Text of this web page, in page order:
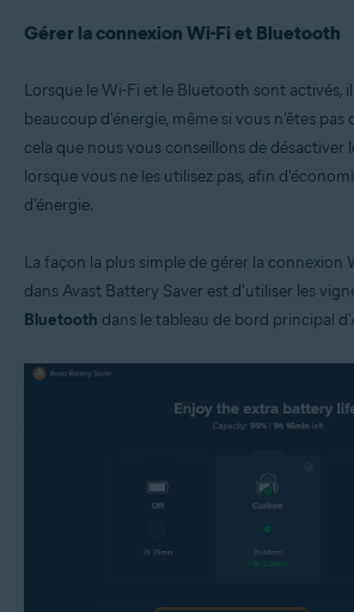
Gérer la connexion Wi-Fi et Bluetooth
Lorsque le Wi-Fi et le Bluetooth sont activés,
beaucoup d'énergie, même si vous n'êtes
cela que nous vous conseillons de désactiver
lorsque vous ne les utilisez pas, afin
d'énergie.
La façon la plus simple de gérer la connexion
dans Avast Battery Saver est d'utiliser les
Bluetooth dans le tableau de bord principal